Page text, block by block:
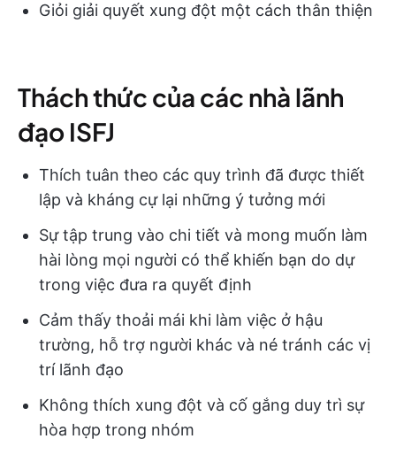
Giỏi giải quyết xung đột một cách thân thiện
Thách thức của các nhà lãnh
đạo ISFJ
Thích tuân theo các quy trình đã được thiết
lập và kháng cự lại những ý tưởng mới
Sự tập trung vào chi tiết và mong muốn làm
hài lòng mọi người có thể khiến bạn do dự
trong việc đưa ra quyết định
Cảm thấy thoải mái khi làm việc ở hậu
trường, hỗ trợ người khác và né tránh các vị
trí lãnh đạo
Không thích xung đột và cố gắng duy trì sự
hòa hợp trong nhóm